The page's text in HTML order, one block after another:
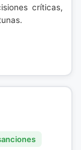
críticas,